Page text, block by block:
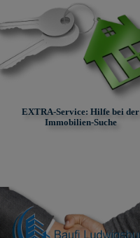
EXTRA-Service: Hilfe bei der
Immobilien-Suche